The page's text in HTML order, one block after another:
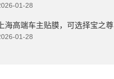
01-28
海高端车主贴膜，可选择宝之尊
01-28